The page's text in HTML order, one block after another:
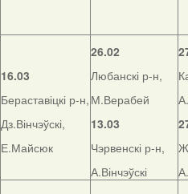
16.03
Бераставіцкі р-н,
Дз.Вінчэўскі,
Е.Майсюк
26.02
Любанскі р-н,
М.Верабей
13.03
Чэрвенскі р-н,
А.Вінчэўскі